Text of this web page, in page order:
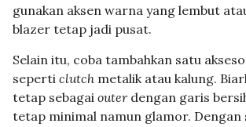
gunakan aksen warna yang lembut
blazer tetap jadi pusat.
Selain itu, coba tambahkan satu
seperti clutch metalik atau kalung.
tetap sebagai outerdengan garis
tetap minimal namun glamor. Dengan